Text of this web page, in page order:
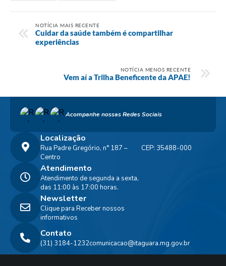
NOTÍCIA MAIS RECENTE
Cuidar da saúde também é compartilhar
experiências
NOTÍCIA MENOS RECENTE
Vem aí a Trilha Beneficente da APAE!
Acompanhe nossas Redes Sociais
Localização
Rua Padre Gregório, n° 187 –
Centro
CEP: 35488-000
Contato
(31) 3184-1232comunicacao@itaguara.mg.gov.br
Atendimento
Atendimento de segunda a sexta,
das 11:00 às 17:00 horas.
Newsletter
Clique para Receber nossos
informativos